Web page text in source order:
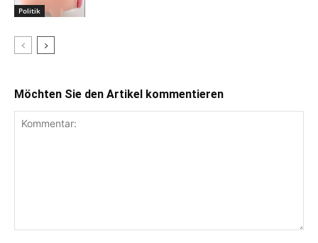
Politik
Möchten Sie den Artikel kommentieren